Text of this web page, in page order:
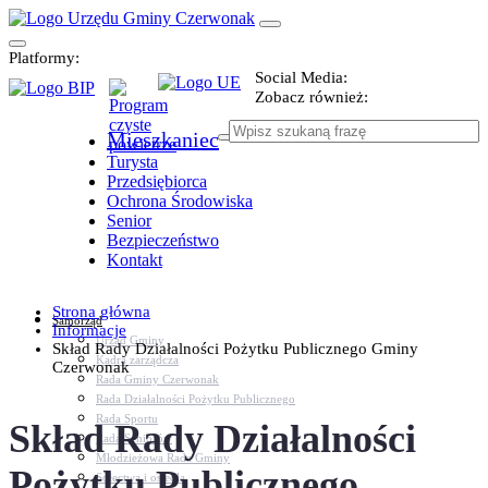
Platformy:
Social Media:
Zobacz również:
Mieszkaniec
Turysta
Przedsiębiorca
Ochrona Środowiska
Senior
Bezpieczeństwo
Kontakt
Samorząd
Urząd Gminy
Kadra zarządcza
Rada Gminy Czerwonak
Rada Działalności Pożytku Publicznego
Rada Sportu
Rada Seniorów
Młodzieżowa Rada Gminy
Sołectwa i osiedla
Strona główna
Informacje
Skład Rady Działalności Pożytku Publicznego Gminy
Czerwonak
Skład Rady Działalności